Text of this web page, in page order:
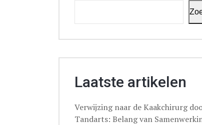
Laatste artikelen
Verwijzing naar de Kaakchirurg
Tandarts: Belang van